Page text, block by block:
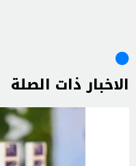
الاخبار ذات الصلة